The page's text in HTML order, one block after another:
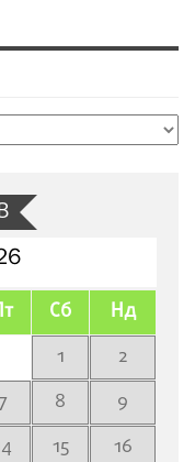
Сб Нд
1
2
8
9
15
16